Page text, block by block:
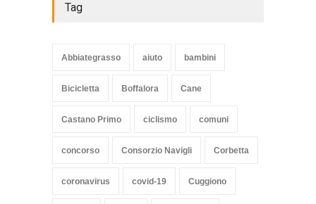
Tag
Abbiategrasso aiuto bambini
Bicicletta Boffalora Cane
Castano Primo ciclismo comuni
concorso Consorzio Navigli Corbetta
coronavirus covid-19 Cuggiono